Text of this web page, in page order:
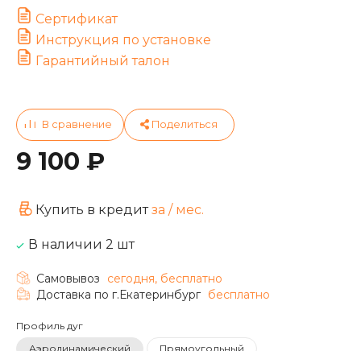
Сертификат
Инструкция по установке
Гарантийный талон
9 100 ₽
Купить в кредитза / мес.
В наличии 2 шт
Самовывоз
сегодня, бесплатно
Доставка по г.Екатеринбург бесплатно
Профиль дуг
Аэродинамический
Прямоугольный